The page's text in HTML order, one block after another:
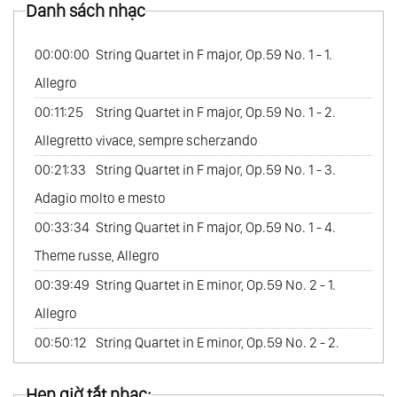
Piano Sonatas Op.109, Op.110, Op.111
54.Piano Variations Vol.1
55.Piano Variations Vol.2
56.Piano Variations Vol.3
57.Piano Variations Vol.4
58.Bagatelles
59.Piano Works
60.Piano Works 4-Hands
61.Leonore Part 1
62.Leonore Part 2
63.Fidelio Part 1
64.Fidelio Part 2
65.Egmont
Danh sách nhạc
00:00:00 String Quartet in F major, Op.59 No. 1 - 1.
Allegro
00:11:25
String Quartet in F major, Op.59 No. 1 - 2.
Allegretto vivace, sempre scherzando
00:21:33
String Quartet in F major, Op.59 No. 1 - 3.
Adagio molto e mesto
00:33:34 String Quartet in F major, Op.59 No. 1 - 4.
Theme russe, Allegro
00:39:49 String Quartet in E minor, Op.59 No. 2 - 1.
Allegro
00:50:12 String Quartet in E minor, Op.59 No. 2 - 2.